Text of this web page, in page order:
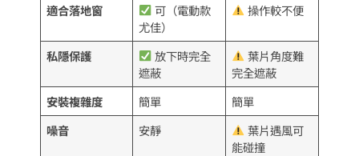
適合落地窗
可（電動款
尤佳）
操作較不便
私隱保護
放下時完全
遮蔽
葉片角度難
完全遮蔽
安裝複雜度
簡單
簡單
噪音
安靜
葉片遇風可
能碰撞